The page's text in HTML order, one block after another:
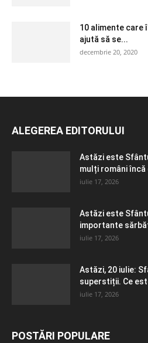
10 alimente care
ajută să se...
decembrie 20, 2020
ALEGEREA EDITORULUI
Astăzi este
mulți români încă
iulie 17, 2026
Astăzi este
importante
iulie 17, 2026
Astăzi, 20 iulie:
superstiții. Ce
iulie 17, 2026
POSTĂRI POPULARE